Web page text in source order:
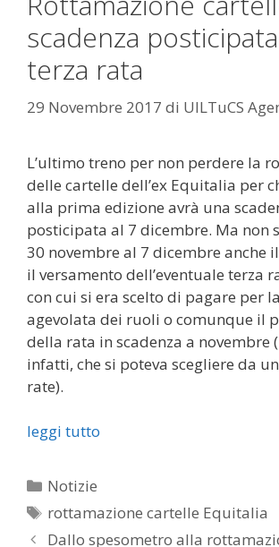
scadenza
terza rata
29 Novembre 2017 di UILTuCS
L’ultimo treno per non perdere la
delle cartelle dell’ex Equitalia per
alla prima edizione avrà una
posticipata al 7 dicembre. Ma non
30 novembre al 7 dicembre anche
il versamento dell’eventuale terza
con cui si era scelto di pagare per
agevolata dei ruoli o comunque il
della rata in scadenza a novembre
infatti, che si poteva scegliere da
rate).
leggi tutto
Categorie
Notizie
Tag
rottamazione cartelle Equitalia
Dallo spesometro alla